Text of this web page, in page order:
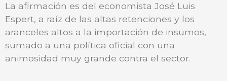
La afirmación es del economista José Luis
Espert, a raíz de las altas retenciones y los
aranceles altos a la importación de insumos,
sumado a una política oficial con una
animosidad muy grande contra el sector.